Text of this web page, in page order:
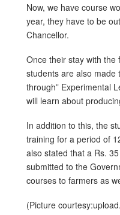
Now, we have course
year, they have to be
Chancellor.
Once their stay with
students are also made
through” Experimental
will learn about
In addition to this, the
training for a period of
also stated that a Rs.
submitted to the
courses to farmers as
(Picture